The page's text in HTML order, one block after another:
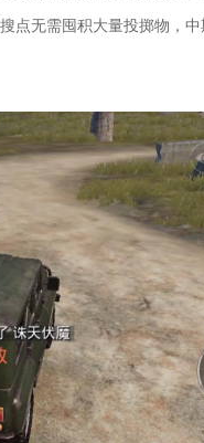
点无需囤积大量投掷物，